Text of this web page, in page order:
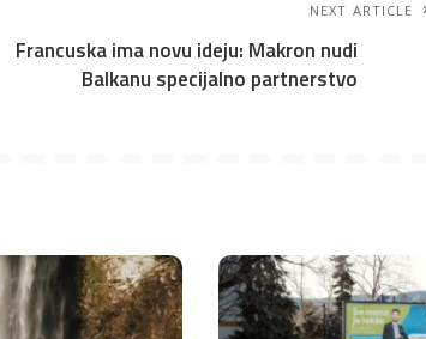
NEXT ARTICLE
Francuska ima novu ideju: Makron nudi
Balkanu specijalno partnerstvo